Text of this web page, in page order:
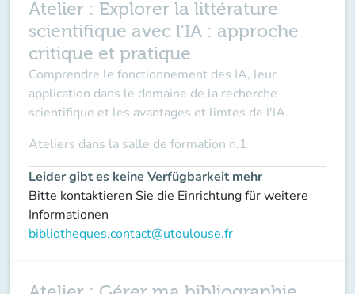
Atelier : Explorer la littérature
scientifique avec l'IA : approche
critique et pratique
Comprendre le fonctionnement des IA, leur
application dans le domaine de la recherche
scientifique et les avantages et limtes de l'IA.
Ateliers dans la salle de formation n.1
Leider gibt es keine Verfügbarkeit mehr
Bitte kontaktieren Sie die Einrichtung für weitere
Informationen
bibliotheques.contact@utoulouse.fr